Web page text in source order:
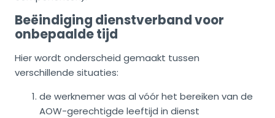
Beëindiging dienstverband voor
onbepaalde tijd
Hier wordt onderscheid gemaakt tussen
verschillende situaties:
de werknemer was al vóór het bereiken van de
AOW-gerechtigde leeftijd in dienst